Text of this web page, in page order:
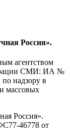
Россия».
агентством
СМИ: ИА №
надзору в
массовых
Россия».
46778 от